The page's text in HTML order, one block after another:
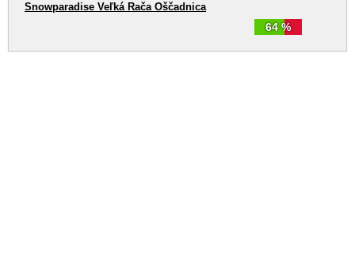
64 %
Snowparadise Veľká Rača Oščadnica